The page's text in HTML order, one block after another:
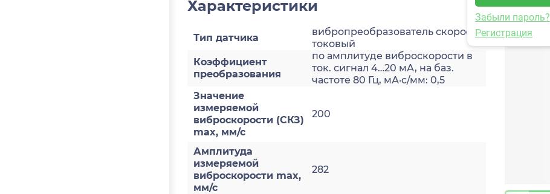
Забыли пароль?
Регистрация
Характеристики
Тип датчика
вибропреобразователь скорости,
токовый
Коэффициент
преобразования
по амплитуде виброскорости в
ток. сигнал 4…20 мА, на баз.
частоте 80 Гц, мА·с/мм: 0,5
Значение
измеряемой
виброскорости (СКЗ)
max, мм/с
200
Амплитуда
измеряемой
виброскорости max,
мм/с
282